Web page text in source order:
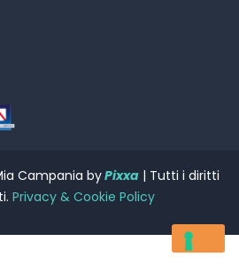
Campania byPixxa| Tutti i diritti
Privacy & Cookie Policy